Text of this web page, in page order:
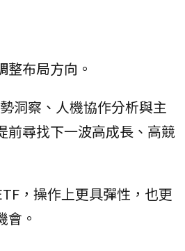
整布局方向。
洞察、人機協作分析與主
前尋找下一波高成長、高競
，操作上更具彈性，也更
會。